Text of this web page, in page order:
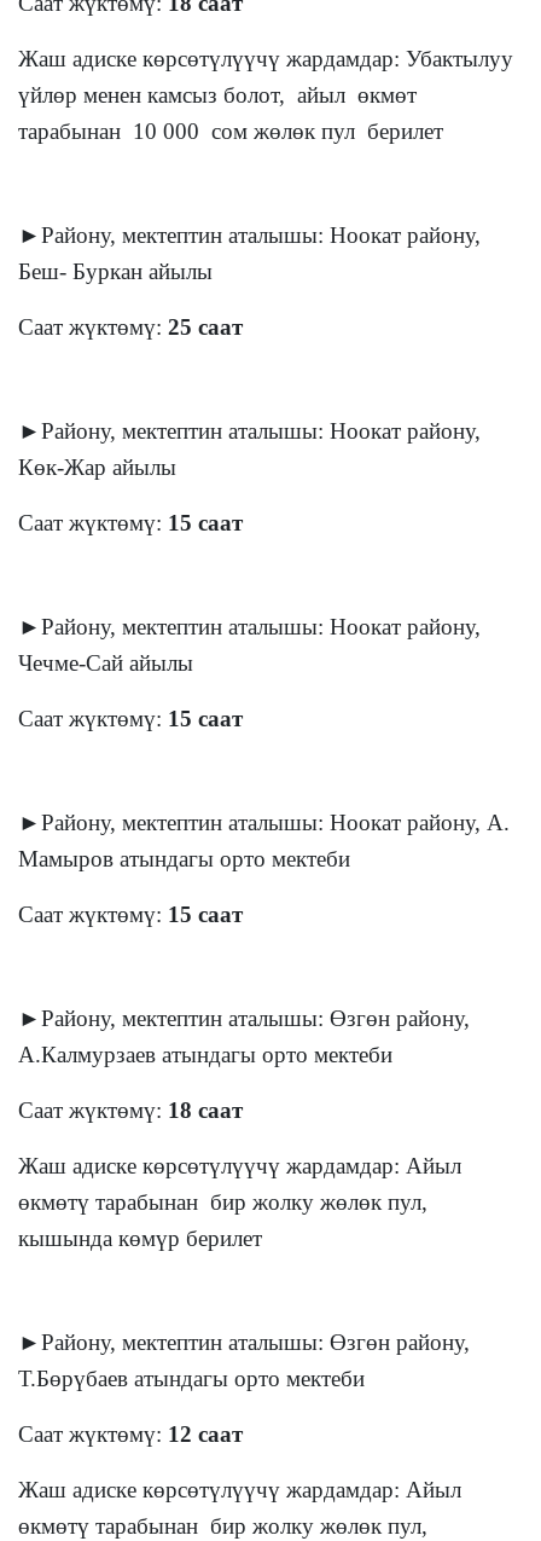
Жаш адиске көрсөтүлүүчү жардамдар: Убактылуу
үйлөр менен камсыз болот, айыл өкмөт
тарабынан 10 000 сом жөлөк пул берилет
►Району, мектептин аталышы: Ноокат району,
Беш- Буркан айылы
Саат жүктөмү: 25 саат
►Району, мектептин аталышы: Ноокат району,
Көк-Жар айылы
Саат жүктөмү: 15 саат
►Району, мектептин аталышы: Ноокат району,
Чечме-Сай айылы
Саат жүктөмү: 15 саат
►Району, мектептин аталышы: Ноокат району, А.
Мамыров атындагы орто мектеби
Саат жүктөмү: 15 саат
►Району, мектептин аталышы: Өзгөн району,
А.Калмурзаев атындагы орто мектеби
Саат жүктөмү: 18 саат
Жаш адиске көрсөтүлүүчү жардамдар: Айыл
өкмөтү тарабынан бир жолку жөлөк пул,
кышында көмүр берилет
►Району, мектептин аталышы: Өзгөн району,
Т.Бөрүбаев атындагы орто мектеби
Саат жүктөмү: 12 саат
Жаш адиске көрсөтүлүүчү жардамдар: Айыл
өкмөтү тарабынан бир жолку жөлөк пул,